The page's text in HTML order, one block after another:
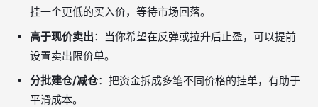
挂一个更低的买入价，等待市场回落。
高于现价卖出：当你希望在反弹或拉升后止盈，可以提前
设置卖出限价单。
分批建仓/减仓：把资金拆成多笔不同价格的挂单，有助于
平滑成本。